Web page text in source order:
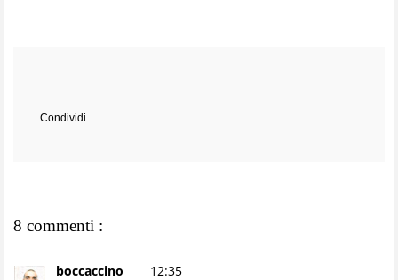
Condividi
8 commenti :
boccaccino
12:35